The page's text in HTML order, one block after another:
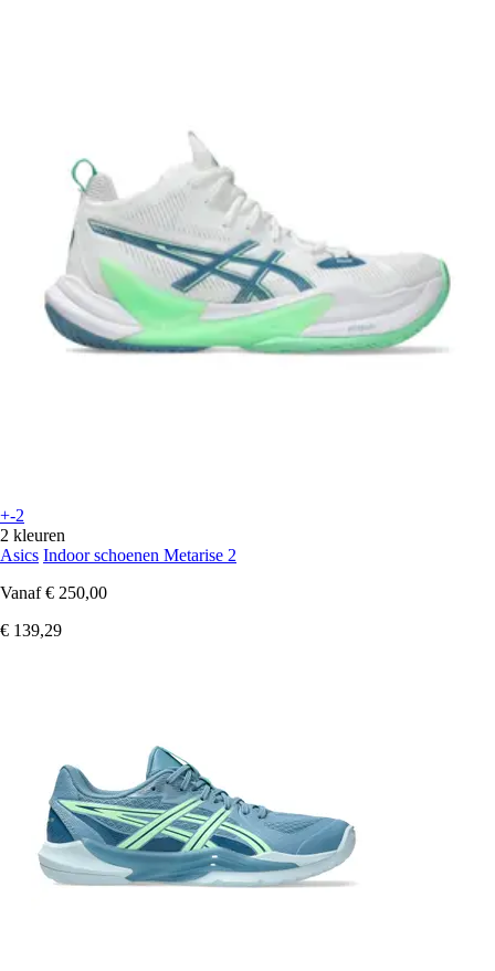
+-2
2 kleuren
Asics Indoor schoenen Metarise 2
Vanaf € 250,00
€ 139,29